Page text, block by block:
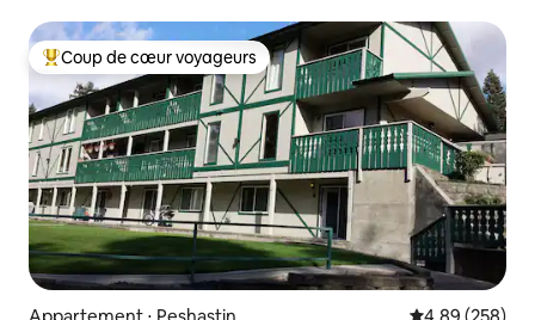
Coups de cœur voyageurs les plus appréciés
Coup de cœur voyageurs